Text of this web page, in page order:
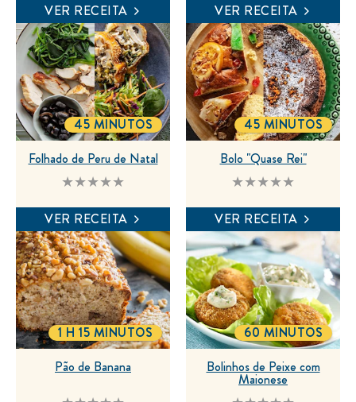
para
este
recipe
VER RECEITA
para
este
recipe
VER RECEITA
Nenhuma
para
este
recipe
Folhado de Peru de Natal
TOTALTIME
45 MINUTOS
VER RECEITA
Nenhuma
para
este
recipe
Bolo "Quase Rei"
TOTALTIME
45 MINUTOS
VER RECEITA
Nenhuma
Pão de Banana
TOTALTIME
1 H 15 MINUTOS
Nenhuma
Bolinhos de Peixe com
Maionese
TOTALTIME
60 MINUTOS